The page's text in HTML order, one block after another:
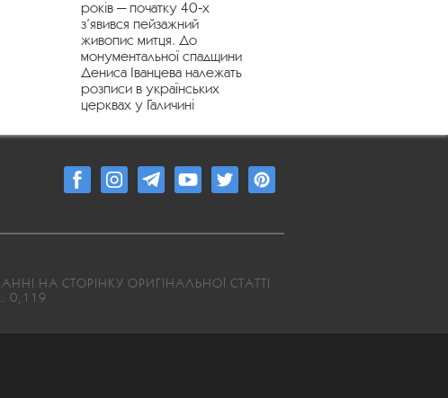
років — початку 40-х
з’явився пейзажний
живопис митця. До
монументальної спадщини
Дениса Іванцева належать
розписи в українських
церквах у Галичині
НА СТОРІНКУ ОРИГІНАЛЬНОЇ СТАТТІ
0,119